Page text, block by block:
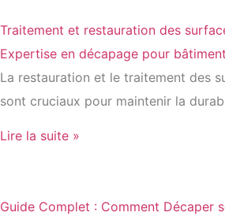
Traitement et restauration des
Expertise en décapage pour
La restauration et le traitement des
sont cruciaux pour maintenir la
Lire la suite »
Guide Complet : Comment Décaper